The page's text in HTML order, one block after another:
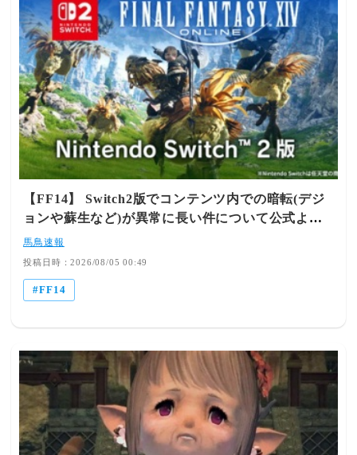
多いのに何いうてるんや🥺引用
元:https://egg.5ch.io/test/read.cgi/ffo/1785833352/
【FF14】 Switch2版でコンテンツ内での暗転(デジ
ョンや蘇生など)が異常に長い件について公式より
お知らせ。早急にアップデートできるように対応中
とのこと
馬鳥速報
投稿日時：2026/08/05 00:49
FF14